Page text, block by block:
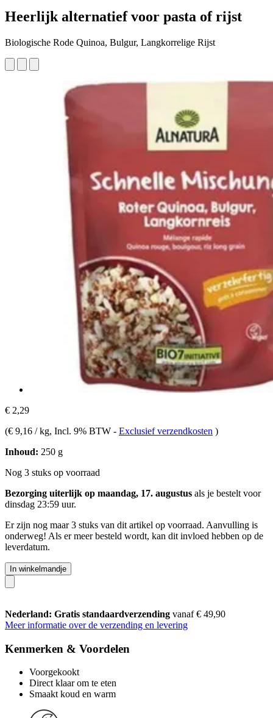
Heerlijk alternatief voor pasta of rijst
Biologische Rode Quinoa, Bulgur, Langkorrelige Rijst
€ 2,29
(€ 9,16 / kg, Incl. 9% BTW - Exclusief verzendkosten )
Inhoud: 250 g
Nog 3 stuks op voorraad
Bezorging uiterlijk op maandag, 17. augustus als je bestelt voor
dinsdag 23:59 uur.
Er zijn nog maar 3 stuks van dit artikel op voorraad. Aanvulling is
onderweg! Als er meer besteld wordt, kan dit invloed hebben op de
leverdatum.
In winkelmandje
Nederland: Gratis standaardverzending vanaf € 49,90
Meer informatie over de verzending en levering
Kenmerken & Voordelen
Voorgekookt
Direct klaar om te eten
Smaakt koud en warm